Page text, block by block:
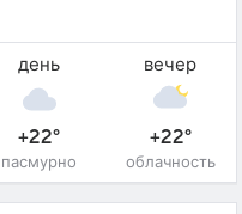
день
+22°
пасмурно
вечер
+22°
облачность